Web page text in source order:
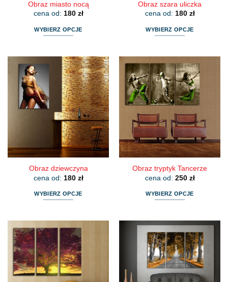
Obraz miasto nocą
cena od: 180 zł
WYBIERZ OPCJE
ma
wiele
wariantów.
Opcje
można
wybrać
na
stronie
produktu
Obraz szara uliczka
cena od: 180 zł
WYBIERZ OPCJE
ma
wiele
wariantów.
Opcje
można
wybrać
na
stronie
produktu
Obraz dziewczyna
cena od: 180 zł
WYBIERZ OPCJE
ma
wiele
wariantów.
Opcje
można
wybrać
Obraz tryptyk Tancerze
cena od: 250 zł
WYBIERZ OPCJE
ma
wiele
wariantów.
Opcje
można
wybrać